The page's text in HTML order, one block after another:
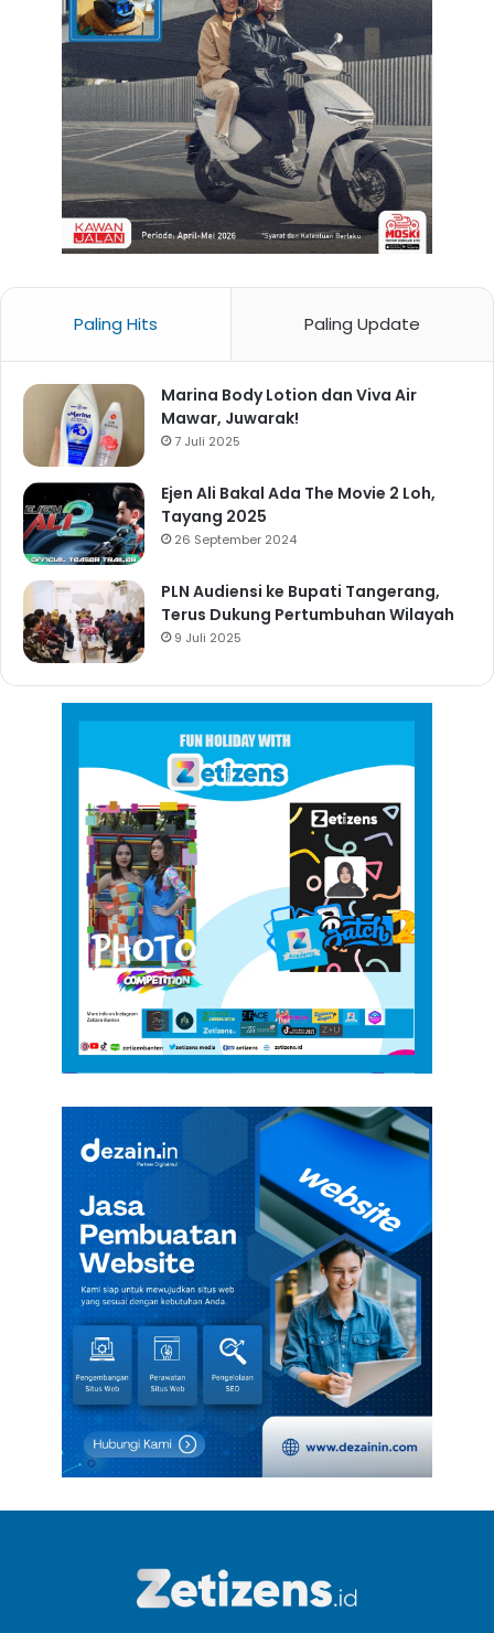
Paling Hits Paling Update
Marina Body Lotion dan Viva Air
Mawar, Juwarak!
7 Juli 2025
Ejen Ali Bakal Ada The Movie 2 Loh,
Tayang 2025
26 September 2024
PLN Audiensi ke Bupati Tangerang,
Terus Dukung Pertumbuhan Wilayah
9 Juli 2025